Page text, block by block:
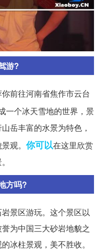
游?
前往河南省焦作市云台
一个冰天雪地的世界，景
岳丰富的水景为特色，
观。你可以在这里欣赏
方吗?
景区游玩。这个景区以
为中国三大砂岩地貌之
冰柱景观，美不胜收。